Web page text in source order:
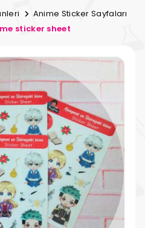
Anime Sticker Sayfaları
sticker sheet